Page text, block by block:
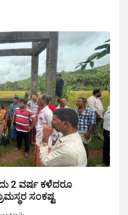
2 ವರ್ಷ ಕಳೆದರೂ
ಸಂಕಷ್ಟ